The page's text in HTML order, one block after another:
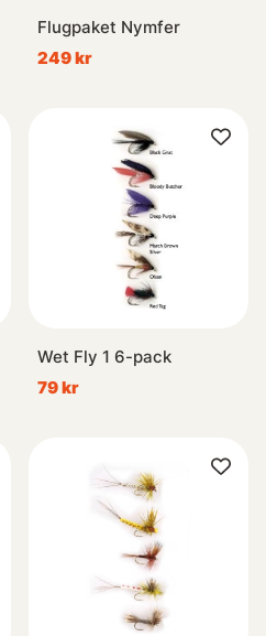
Flugpaket Nymfer
249 kr
Wet Fly 1 6-pack
79 kr